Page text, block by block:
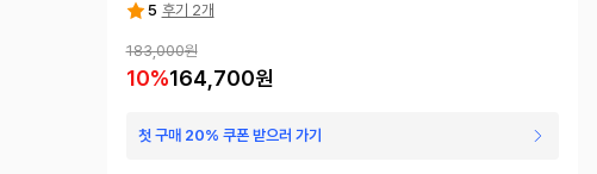
5 후기 2개
183,000원
10%164,700원
첫 구매 20% 쿠폰 받으러 가기